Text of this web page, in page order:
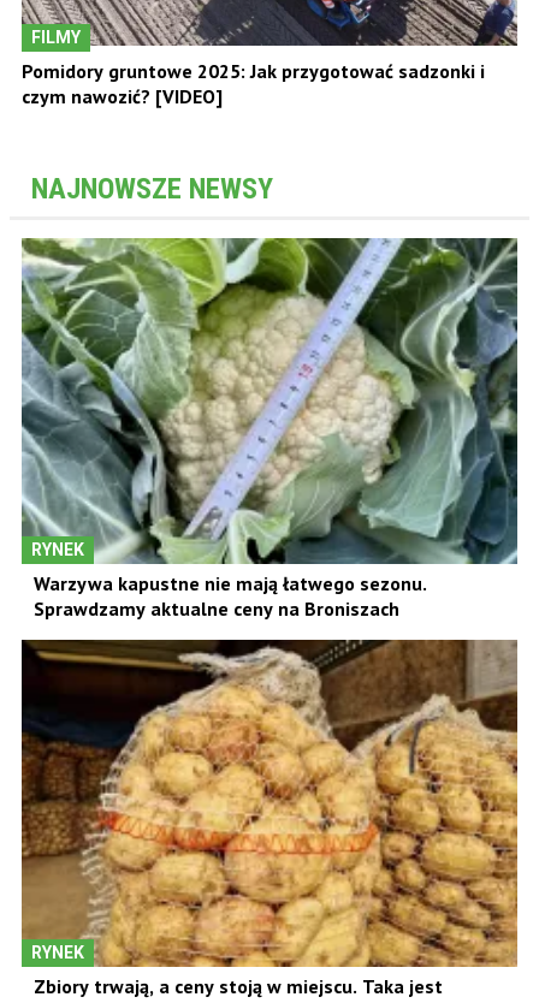
FILMY
Pomidory gruntowe 2025: Jak przygotować sadzonki i
czym nawozić? [VIDEO]
NAJNOWSZE NEWSY
RYNEK
Warzywa kapustne nie mają łatwego sezonu.
Sprawdzamy aktualne ceny na Broniszach
RYNEK
Zbiory trwają, a ceny stoją w miejscu. Taka jest